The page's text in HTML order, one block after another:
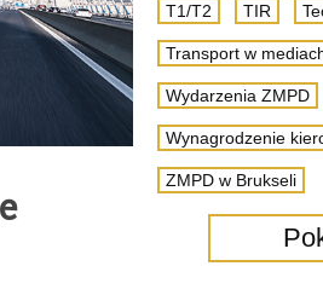
T1/T2 TIR
Transport w
Wydarzenia ZMPD
Wynagrodzenie
ZMPD w Brukseli